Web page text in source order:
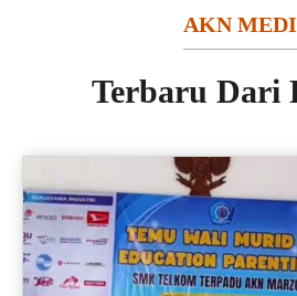
AKN
Terbaru Dari